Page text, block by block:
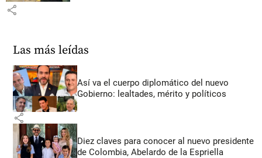
share
Las más leídas
Así va el cuerpo diplomático del nuevo
Gobierno: lealtades, mérito y políticos
share
Diez claves para conocer al nuevo presidente
de Colombia, Abelardo de la Espriella